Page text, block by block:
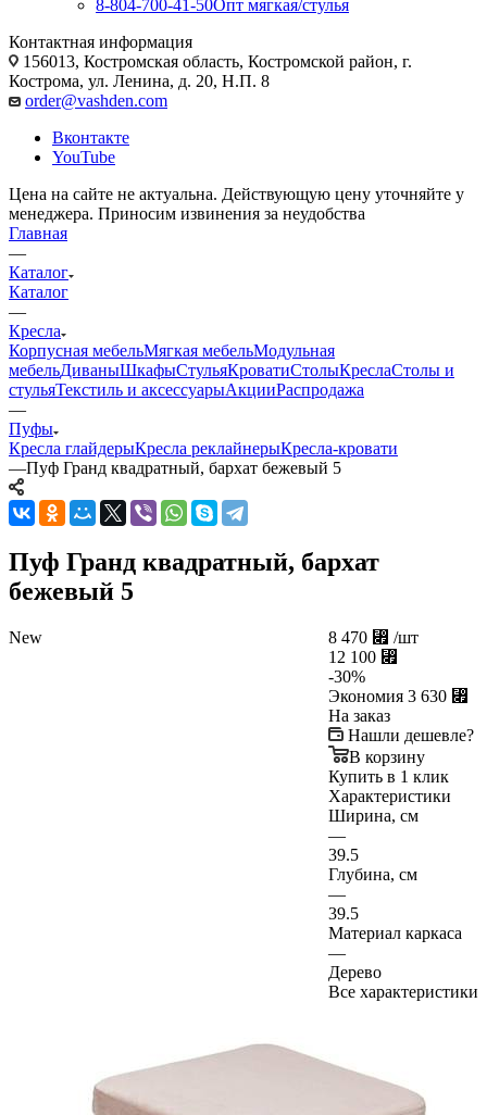
8-804-700-41-50Опт мягкая/стулья
Контактная информация
156013, Костромская область, Костромской район, г.
Кострома, ул. Ленина, д. 20, Н.П. 8
order@vashden.com
Вконтакте
YouTube
Цена на сайте не актуальна. Действующую цену уточняйте у
менеджера. Приносим извинения за неудобства
Главная
—
Каталог
Каталог
—
Кресла
Корпусная мебельМягкая мебельМодульная
мебельДиваныШкафыСтульяКроватиСтолыКреслаСтолы и
стульяТекстиль и аксессуарыАкцииРаспродажа
—
Пуфы
Кресла глайдерыКресла реклайнерыКресла-кровати
—Пуф Гранд квадратный, бархат бежевый 5
Пуф Гранд квадратный, бархат
бежевый 5
8 470 ⃏ /шт
12 100 ⃏
-30%
Экономия 3 630 ⃏
На заказ
Нашли дешевле?
В корзину
Купить в 1 клик
Характеристики
Ширина, см
—
39.5
Глубина, см
—
39.5
Материал каркаса
—
Дерево
Все характеристики
New